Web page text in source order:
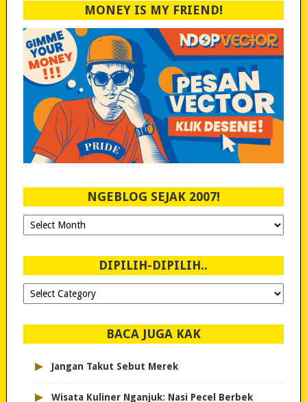
MONEY IS MY FRIEND!
NGEBLOG SEJAK 2007!
Ngeblog
Sejak
DIPILIH-DIPILIH..
Dipilih-
dipilih..
BACA JUGA KAK
▸ Jangan Takut Sebut Merek
▸ Wisata Kuliner Nganjuk: Nasi Pecel Berbek